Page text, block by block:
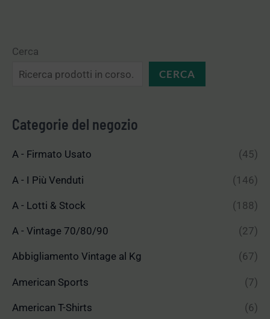
Cerca
CERCA
Categorie del negozio
A - Firmato Usato (45)
A - I Più Venduti (146)
A - Lotti & Stock (188)
A - Vintage 70/80/90 (27)
Abbigliamento Vintage al Kg (67)
American Sports (7)
American T-Shirts (6)